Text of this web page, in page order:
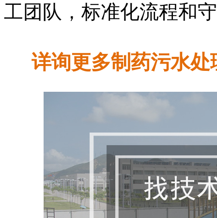
工团队，标准化流程和
详询更多制药污水处